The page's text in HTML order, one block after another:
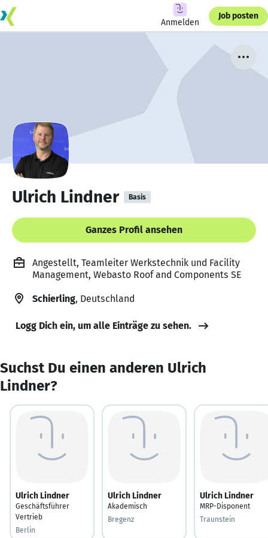
Anmelden
Job posten
Ulrich Lindner Basis
Ganzes Profil ansehen
Angestellt, Teamleiter Werkstechnik und Facility
Management, Webasto Roof and Components SE
Schierling, Deutschland
Logg Dich ein, um alle Einträge zu sehen.
Suchst Du einen anderen Ulrich
Lindner?
Ulrich Lindner
Geschäftsführer
Vertrieb
Berlin
Ulrich Lindner
Akademisch
Bregenz
Ulrich Lindner
MRP-Disponent
Traunstein